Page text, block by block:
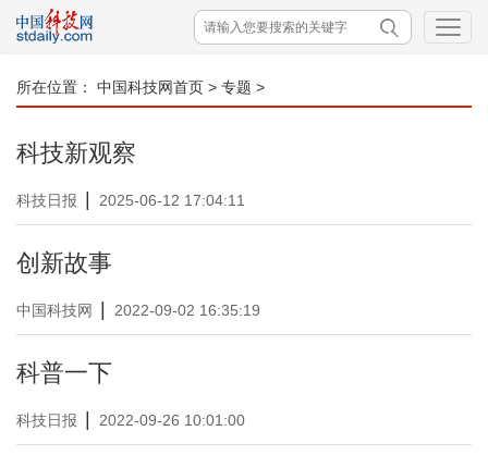
所在位置： 中国科技网首页 > 专题 >
科技新观察
科技日报 2025-06-12 17:04:11
创新故事
中国科技网 2022-09-02 16:35:19
科普一下
科技日报 2022-09-26 10:01:00